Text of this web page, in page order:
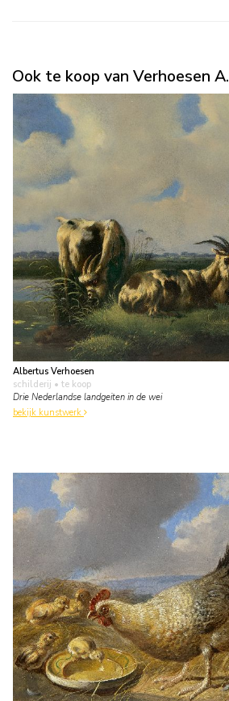
Ook te koop van Verhoesen A.
Albertus Verhoesen
schilderij • te koop
Drie Nederlandse landgeiten in de wei
bekijk kunstwerk